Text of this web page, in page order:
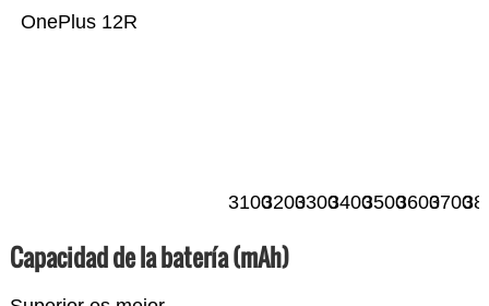
OnePlus 12R
3100320033003400350036003700
Capacidad de la batería (mAh)